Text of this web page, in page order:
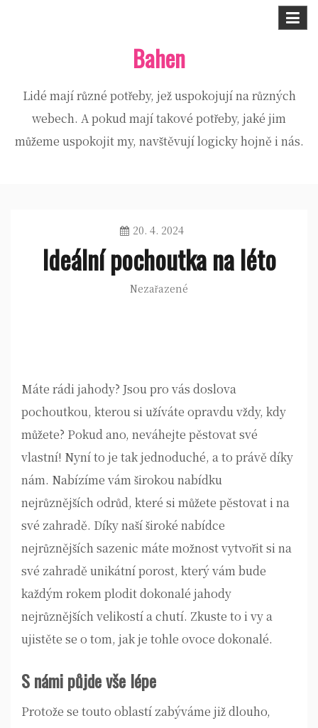
Bahen
Lidé mají různé potřeby, jež uspokojují na různých
webech. A pokud mají takové potřeby, jaké jim
můžeme uspokojit my, navštěvují logicky hojně i nás.
20. 4. 2024
Ideální pochoutka na léto
Nezařazené
Máte rádijahody? Jsou pro vás doslova
pochoutkou, kterou si užíváte opravdu vždy, kdy
můžete? Pokud ano, neváhejte pěstovat své
vlastní! Nyní to je tak jednoduché, a to právě díky
nám. Nabízíme vám širokou nabídku
nejrůznějších odrůd, které si můžete pěstovat i na
své zahradě. Díky naší široké nabídce
nejrůznějších sazenic máte možnost vytvořit si na
své zahradě unikátní porost, který vám bude
každým rokem plodit dokonalé jahody
nejrůznějších velikostí a chutí. Zkuste to i vy a
ujistěte se o tom, jak je tohle ovoce dokonalé.
S námi půjde vše lépe
Protože se touto oblastí zabýváme již dlouho,